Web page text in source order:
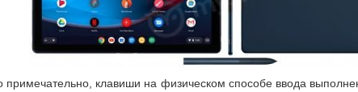
примечательно, клавиши на физическом способе ввода